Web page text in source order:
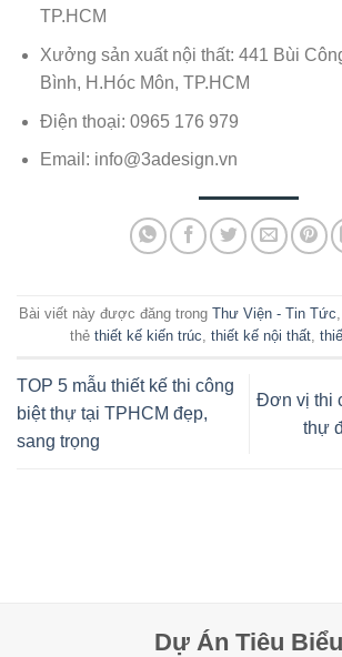
TP.HCM
Xưởng sản xuất nội thất: 441 Bùi
Bình, H.Hóc Môn, TP.HCM
Điện thoại: 0965 176 979
Email: info@3adesign.vn
Bài viết này được đăng trong Thư Viện - Tin Tức,
thẻ thiết kế kiến trúc, thiết kế nội thất,
TOP 5 mẫu thiết kế thi công
biệt thự tại TPHCM đẹp,
sang trọng
Đơn vị thi
thự
Dự Án Tiêu Biểu